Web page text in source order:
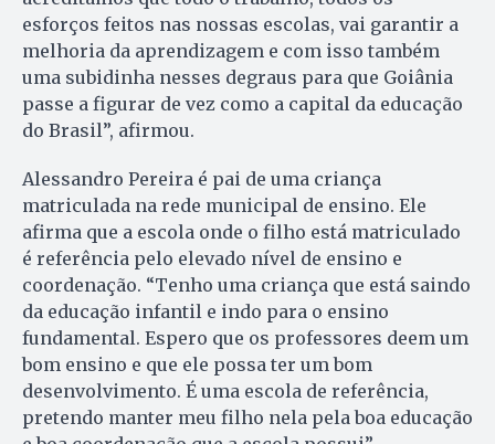
esforços feitos nas nossas escolas, vai garantir a
melhoria da aprendizagem e com isso também
uma subidinha nesses degraus para que Goiânia
passe a figurar de vez como a capital da educação
do Brasil”, afirmou.
Alessandro Pereira é pai de uma criança
matriculada na rede municipal de ensino. Ele
afirma que a escola onde o filho está matriculado
é referência pelo elevado nível de ensino e
coordenação. “Tenho uma criança que está saindo
da educação infantil e indo para o ensino
fundamental. Espero que os professores deem um
bom ensino e que ele possa ter um bom
desenvolvimento. É uma escola de referência,
pretendo manter meu filho nela pela boa educação